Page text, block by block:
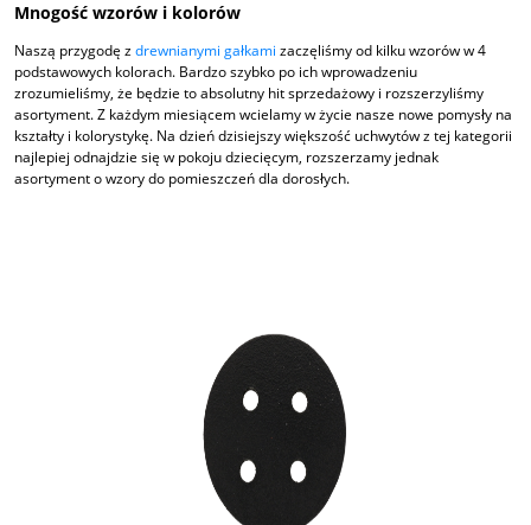
Mnogość wzorów i kolorów
Naszą przygodę zdrewnianymi gałkami zaczęliśmy od kilku wzorów w 4
podstawowych kolorach. Bardzo szybko po ich wprowadzeniu
zrozumieliśmy, że będzie to absolutny hit sprzedażowy i rozszerzyliśmy
asortyment. Z każdym miesiącem wcielamy w życie nasze nowe pomysły na
kształty i kolorystykę. Na dzień dzisiejszy większość uchwytów z tej kategorii
najlepiej odnajdzie się w pokoju dziecięcym, rozszerzamy jednak
asortyment o wzory do pomieszczeń dla dorosłych.